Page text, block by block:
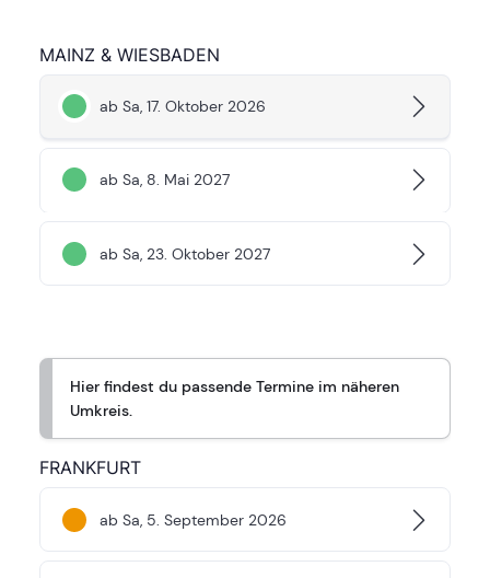
MAINZ & WIESBADEN
ab Sa, 17. Oktober 2026
ab Sa, 8. Mai 2027
ab Sa, 23. Oktober 2027
Hier findest du passende Termine im näheren
Umkreis.
FRANKFURT
ab Sa, 5. September 2026